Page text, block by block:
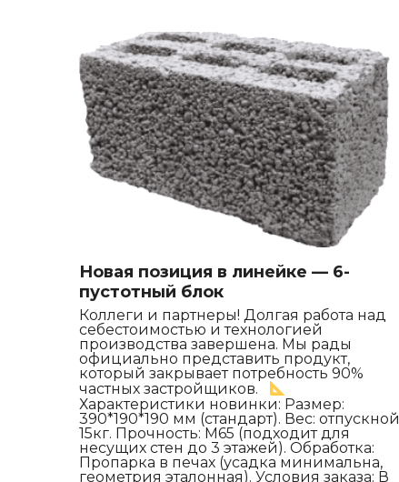
Новая позиция в линейке — 6-
пустотный блок
Коллеги и партнеры! Долгая работа над
себестоимостью и технологией
производства завершена. Мы рады
официально представить продукт,
который закрывает потребность 90%
частных застройщиков.
Характеристики новинки: Размер:
390*190*190 мм (стандарт). Вес: отпускной
15кг. Прочность: М65 (подходит для
несущих стен до 3 этажей). Обработка:
Пропарка в печах (усадка минимальна,
геометрия эталонная). Условия заказа: В